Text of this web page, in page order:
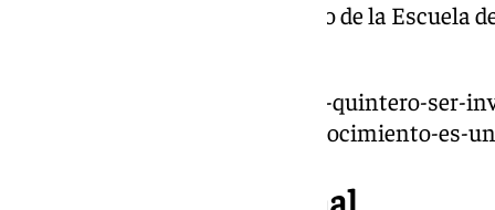
mujeres, en línea con el esfuerzo de la Escuela
https://www.101tv.es/bernardo-quintero-ser-
de-la-uma-no-es-solo-un-reconocimiento-es-
Trayectoria profesional